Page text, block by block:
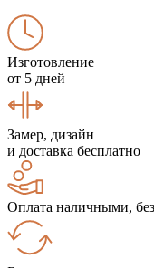
Изготовление
от 5 дней
Замер, дизайн
и доставка бесплатно
Оплата наличными,